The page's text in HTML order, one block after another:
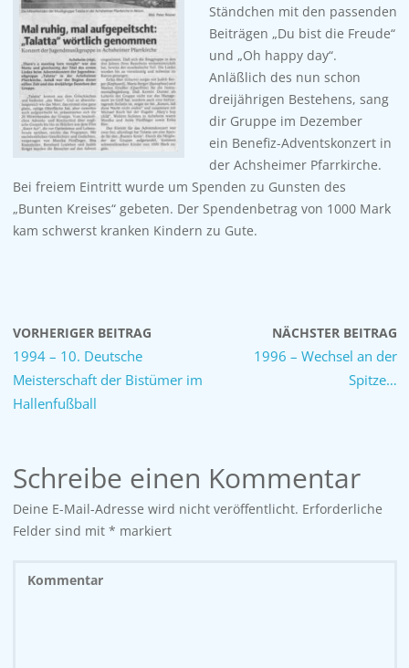
Ständchen mit den passenden
Beiträgen „Du bist die Freude“
und „Oh happy day“.
Anläßlich des nun schon
dreijährigen Bestehens, sang
dir Gruppe im Dezember
ein Benefiz-Adventskonzert in
der Achsheimer Pfarrkirche.
Bei freiem Eintritt wurde um Spenden zu Gunsten des
„Bunten Kreises“ gebeten. Der Spendenbetrag von 1000 Mark
kam schwerst kranken Kindern zu Gute.
VORHERIGER BEITRAG
1994 – 10. Deutsche
Meisterschaft der Bistümer im
Hallenfußball
NÄCHSTER BEITRAG
1996 – Wechsel an der
Spitze…
Schreibe einen Kommentar
Deine E-Mail-Adresse wird nicht veröffentlicht. Erforderliche
Felder sind mit * markiert